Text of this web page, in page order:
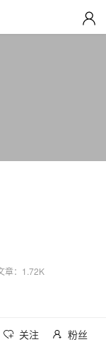
章： 1.72K
关注 粉丝